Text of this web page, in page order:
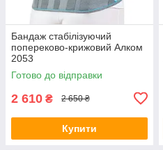
Бандаж стабілізуючий
попереково-крижовий Алком
2053
Готово до відправки
2 610 ₴ 2 650 ₴
Купити